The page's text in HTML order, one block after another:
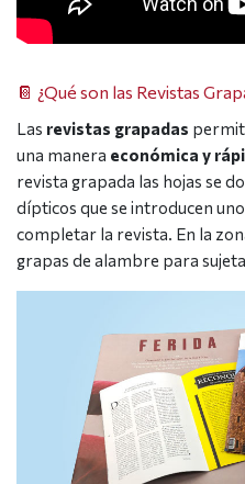
📔 ¿Qué son las Revistas
Las revistas grapadas
una manera económica y
revista grapada las hojas se
dípticos que se introducen
completar la revista. En la
grapas de alambre para